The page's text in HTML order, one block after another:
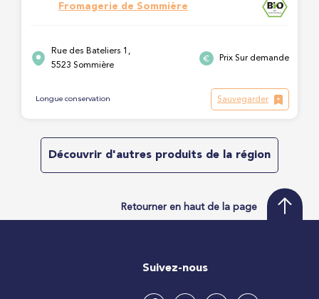
Fromagerie de Sommière
Rue des Bateliers 1,
5523 Sommière
Prix Sur demande
Longue conservation Sauvegarder
Découvrir d'autres produits de la région
Retourner en haut de la page
Suivez-nous